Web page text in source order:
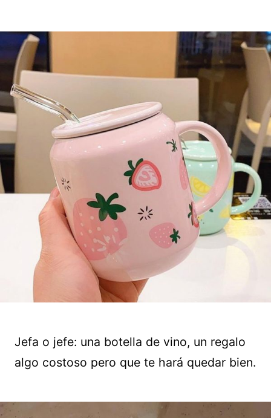
Jefa o jefe: una botella de vino, un regalo
algo costoso pero que te hará quedar bien.